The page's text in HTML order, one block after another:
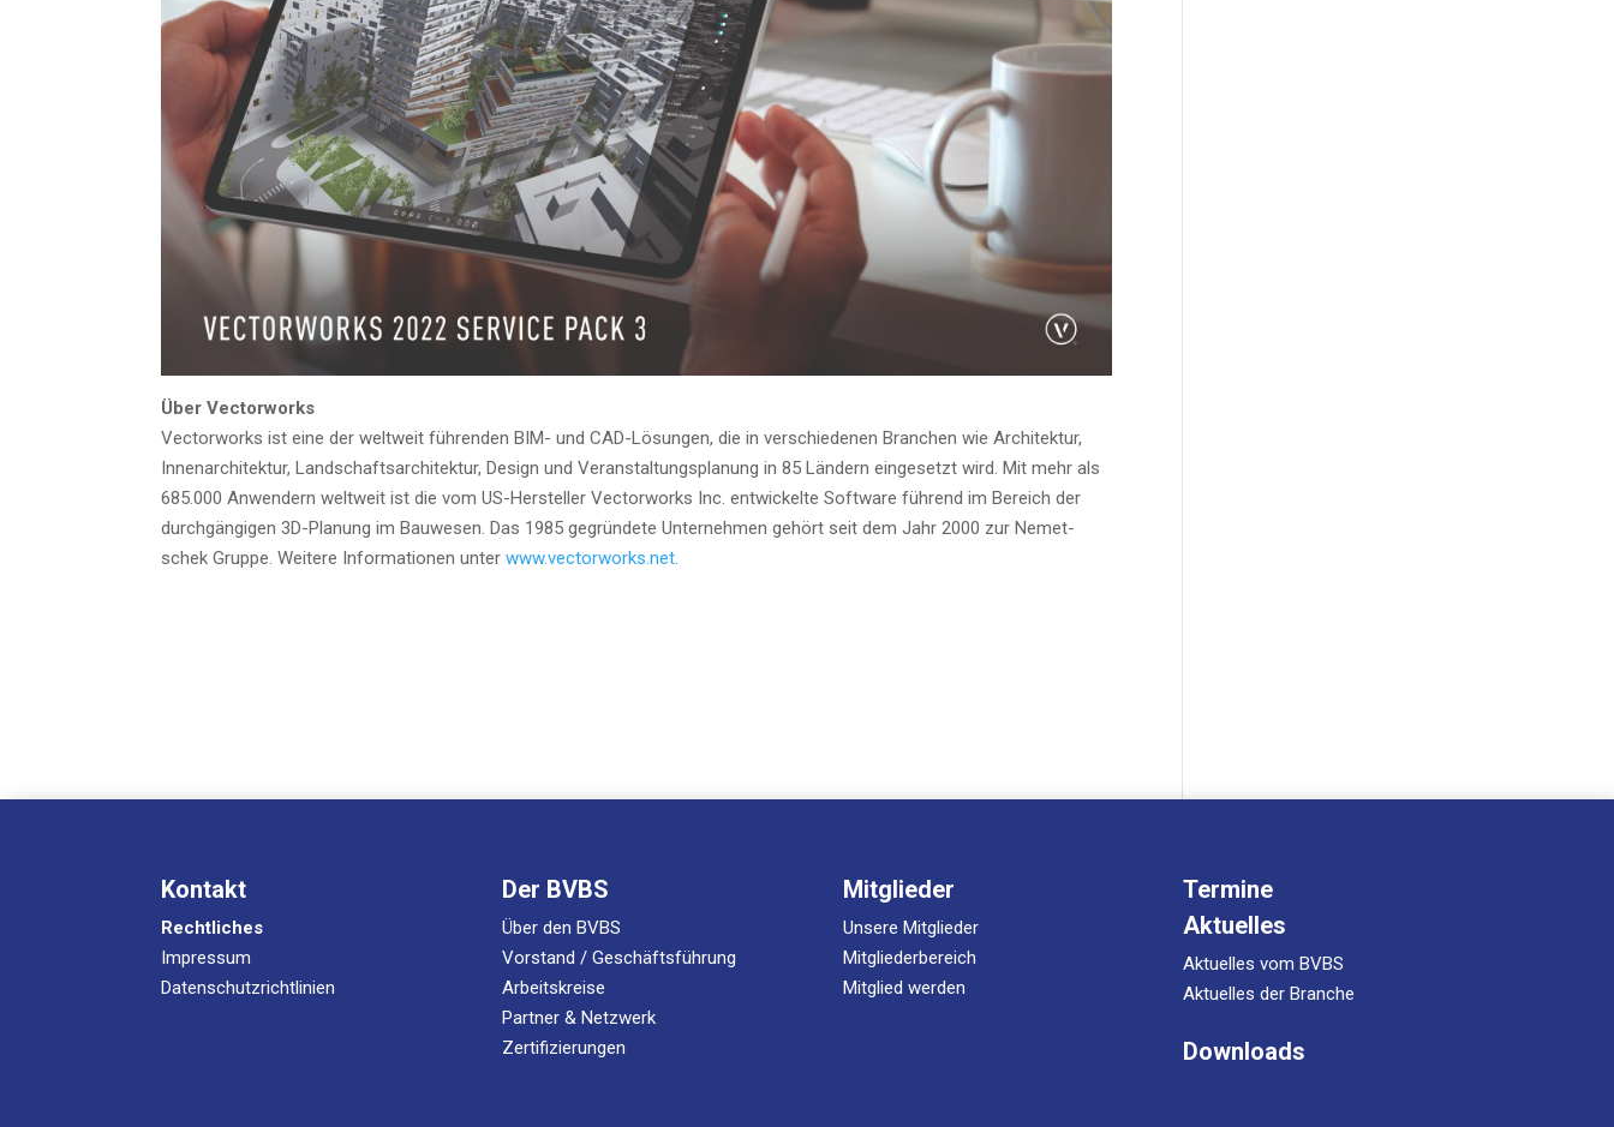
Über Vec­tor­works
Vec­tor­works ist eine der welt­weit füh­ren­den BIM- und CAD-Lösun­gen, die in ver­schie­de­nen Bran­chen wie Archi­tek­tur,
Innen­ar­chi­tek­tur, Land­schafts­ar­chi­tek­tur, Design und Ver­an­stal­tungs­pla­nung in 85 Län­dern ein­ge­setzt wird. Mit mehr als
685.000 Anwen­dern welt­weit ist die vom US-Her­stel­ler Vec­tor­works Inc. ent­wi­ckel­te Soft­ware füh­rend im Bereich der
durch­gän­gi­gen 3D-Pla­nung im Bau­we­sen. Das 1985 gegrün­de­te Unter­neh­men gehört seit dem Jahr 2000 zur Nemet­
schek Grup­pe. Wei­te­re Infor­ma­tio­nen unterwww.vectorworks.net.
Kontakt
Rechtliches
Impressum
Datenschutzrichtlinien
Der BVBS
Über den BVBS
Vorstand / Geschäftsführung
Arbeitskreise
Partner & Netzwerk
Zertifizierungen
Mitglieder
Unsere Mitglieder
Mitgliederbereich
Mitglied werden
Termine
Aktuelles
Aktuelles vom BVBS
Aktuelles der Branche
Downloads